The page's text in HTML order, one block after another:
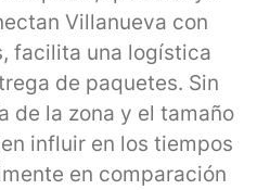
Villanueva con
facilita una logística
de paquetes. Sin
de la zona y el tamaño
influir en los tiempos
en comparación